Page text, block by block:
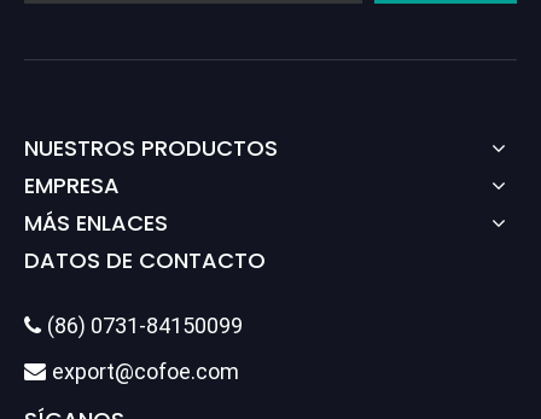
NUESTROS PRODUCTOS
EMPRESA
MÁS ENLACES
DATOS DE CONTACTO
 (86) 0731-84150099
 export@cofoe.com